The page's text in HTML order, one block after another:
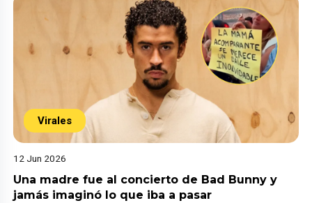
Virales
12 Jun 2026
Una madre fue al concierto de Bad Bunny y
jamás imaginó lo que iba a pasar